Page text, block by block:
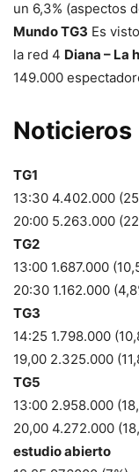
un 6,3% (aspectos
Mundo TG3 Es
la red 4 Diana – La
149.000
Noticieros
TG1
13:30 4.402.000
20:00 5.263.000
TG2
13:00 1.687.000
20:30 1.162.000
TG3
14:25 1.798.000
19,00 2.325.000
TG5
13:00 2.958.000
20,00 4.272.000
estudio abierto